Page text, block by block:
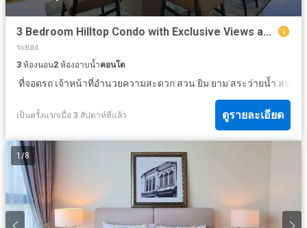
3 Bedroom Hilltop Condo with Exclusive Views and large Outdoor Terrace
ระยอง
3 ห้องนอน2 ห้องอาบน้ำคอนโด
·ที่จอดรถ·เจ้าหน้าที่อำนวยความสะดวก·สวน·ยิม·ยาม·สระว่ายน้ำ·สนาม
เป็นครั้งแรกเมื่อ 3 สัปดาห์ที่แล้ว ดูรายละเอียด
1 /8